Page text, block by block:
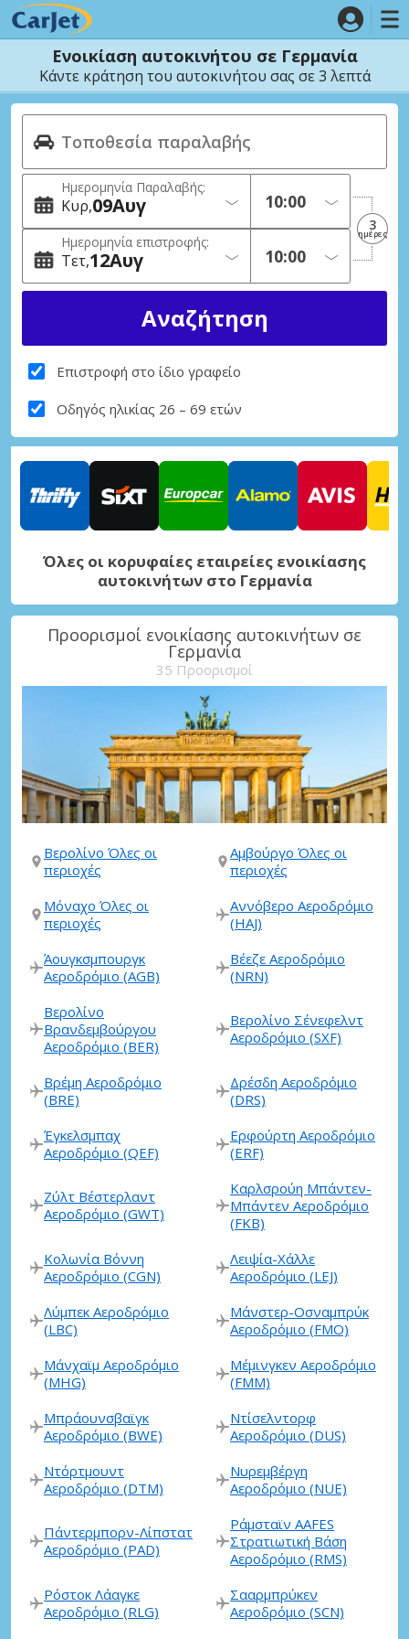
Ενοικίαση αυτοκινήτου σε Γερμανία
Κάντε κράτηση του αυτοκινήτου σας σε 3 λεπτά
Ημερομηνία Παραλαβής:
Κυρ 09Αυγ
Ημερομηνία επιστροφής:
Τετ 12Αυγ
3
ημέρες
Επιστροφή στο ίδιο γραφείο
Οδηγός ηλικίας 26 – 69 ετών
Όλες οι κορυφαίες εταιρείες ενοικίασης
αυτοκινήτων στο Γερμανία
Προορισμοί ενοικίασης αυτοκινήτων σε
Γερμανία
35 Προορισμοί
Βερολίνο Όλες οι
περιοχές
Αμβούργο Όλες οι
περιοχές
Μόναχο Όλες οι
περιοχές
Αννόβερο Αεροδρόμιο
(HAJ)
Άουγκσμπουργκ
Αεροδρόμιο (AGB)
Βέεζε Αεροδρόμιο
(NRN)
Βερολίνο
Βρανδεμβούργου
Αεροδρόμιο (BER)
Βερολίνο Σένεφελντ
Αεροδρόμιο (SXF)
Βρέμη Αεροδρόμιο
(BRE)
Δρέσδη Αεροδρόμιο
(DRS)
Έγκελσμπαχ
Αεροδρόμιο (QEF)
Ερφούρτη Αεροδρόμιο
(ERF)
Ζύλτ Βέστερλαντ
Αεροδρόμιο (GWT)
Καρλσρούη Μπάντεν-
Μπάντεν Αεροδρόμιο
(FKB)
Κολωνία Βόννη
Αεροδρόμιο (CGN)
Λειψία-Χάλλε
Αεροδρόμιο (LEJ)
Λύμπεκ Αεροδρόμιο
(LBC)
Μάνστερ-Οσναμπρύκ
Αεροδρόμιο (FMO)
Μάνχαϊμ Αεροδρόμιο
(MHG)
Μέμινγκεν Αεροδρόμιο
(FMM)
Μπράουνσβαϊγκ
Αεροδρόμιο (BWE)
Ντίσελντορφ
Αεροδρόμιο (DUS)
Ντόρτμουντ
Αεροδρόμιο (DTM)
Νυρεμβέργη
Αεροδρόμιο (NUE)
Πάντερμπορν-Λίπστατ
Αεροδρόμιο (PAD)
Ράμσταϊν AAFES
Στρατιωτική Βάση
Αεροδρόμιο (RMS)
Ρόστοκ Λάαγκε
Αεροδρόμιο (RLG)
Σααρμπρύκεν
Αεροδρόμιο (SCN)